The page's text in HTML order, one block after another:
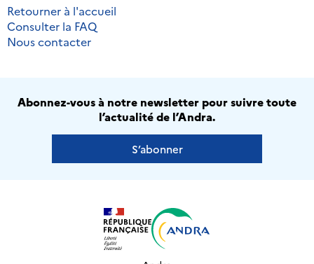
Retourner à l'accueil
Consulter la FAQ
Nous contacter
Abonnez-vous à notre newsletter pour suivre toute
l’actualité de l’Andra.
S’abonner